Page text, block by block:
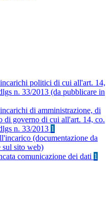
politici di cui all'art. 14,
n. 33/2013 (da pubblicare in
di amministrazione, di
di governo di cui all'art. 14, co.
n. 33/2013 1
(documentazione da
sul sito web)
comunicazione dei dati 1